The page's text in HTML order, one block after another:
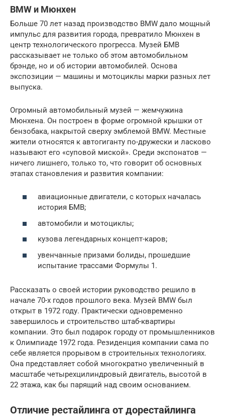
BMW и Мюнхен
Больше 70 лет назад производство BMW дало мощный
импульс для развития города, превратило Мюнхен в
центр технологического прогресса. Музей БМВ
рассказывает не только об этом автомобильном
брэнде, но и об истории автомобилей. Основа
экспозиции — машины и мотоциклы марки разных лет
выпуска.
Огромный автомобильный музей — жемчужина
Мюнхена. Он построен в форме огромной крышки от
бензобака, накрытой сверху эмблемой BMW. Местные
жители относятся к автогиганту по-дружески и ласково
называют его «суповой миской». Среди экспонатов —
ничего лишнего, только то, что говорит об основных
этапах становления и развития компании:
авиационные двигатели, с которых началась
история БМВ;
автомобили и мотоциклы;
кузова легендарных концепт-каров;
увенчанные призами болиды, прошедшие
испытание трассами Формулы 1.
Рассказать о своей истории руководство решило в
начале 70-х годов прошлого века. Музей BMW был
открыт в 1972 году. Практически одновременно
завершилось и строительство штаб-квартиры
компании. Это был подарок городу от промышленников
к Олимпиаде 1972 года. Резиденция компании сама по
себе является прорывом в строительных технологиях.
Она представляет собой многократно увеличенный в
масштабе четырехцилиндровый двигатель, высотой в
22 этажа, как бы парящий над своим основанием.
Отличие рестайлинга от дорестайлинга